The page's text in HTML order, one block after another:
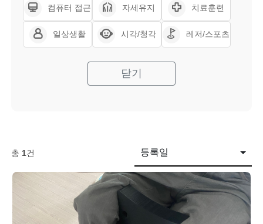
컴퓨터 접근 자세유지 치료훈련
일상생활 시각/청각 레저/스포츠
닫기
총 1건 등록일